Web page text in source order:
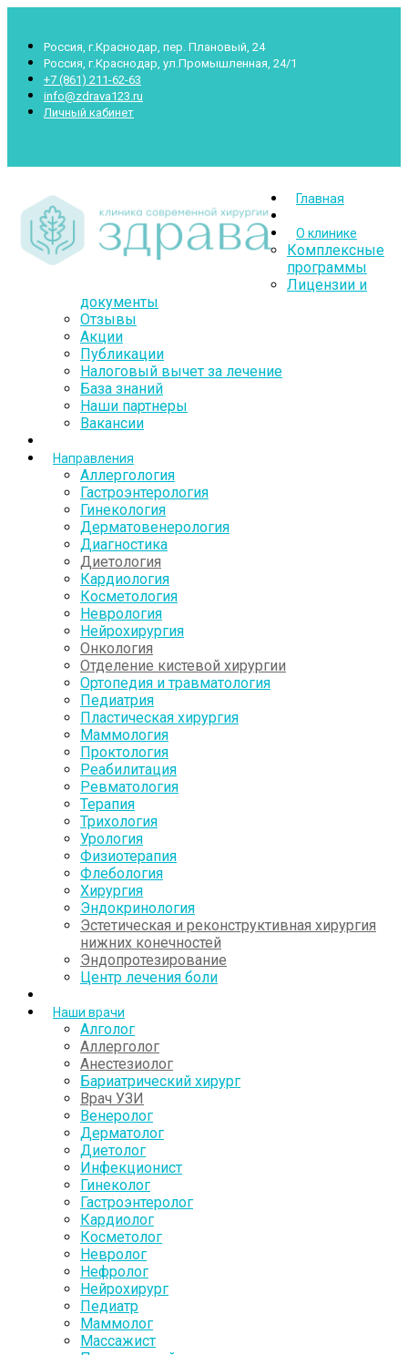
Россия, г.Краснодар, пер. Плановый, 24
Россия, г.Краснодар, ул.Промышленная, 24/1
+7 (861) 211-62-63
info@zdrava123.ru
Личный кабинет
Главная
О клинике
Комплексные
программы
Лицензии и
документы
Отзывы
Акции
Публикации
Налоговый вычет за лечение
База знаний
Наши партнеры
Вакансии
Направления
Аллергология
Гастроэнтерология
Гинекология
Дерматовенерология
Диагностика
Диетология
Кардиология
Косметология
Неврология
Нейрохирургия
Онкология
Отделение кистевой хирургии
Ортопедия и травматология
Педиатрия
Пластическая хирургия
Маммология
Проктология
Реабилитация
Ревматология
Терапия
Трихология
Урология
Физиотерапия
Флебология
Хирургия
Эндокринология
Эстетическая и реконструктивная хирургия
нижних конечностей
Эндопротезирование
Центр лечения боли
Наши врачи
Алголог
Аллерголог
Анестезиолог
Бариатрический хирург
Врач УЗИ
Венеролог
Дерматолог
Диетолог
Инфекционист
Гинеколог
Гастроэнтеролог
Кардиолог
Косметолог
Невролог
Нефролог
Нейрохирург
Педиатр
Маммолог
Массажист